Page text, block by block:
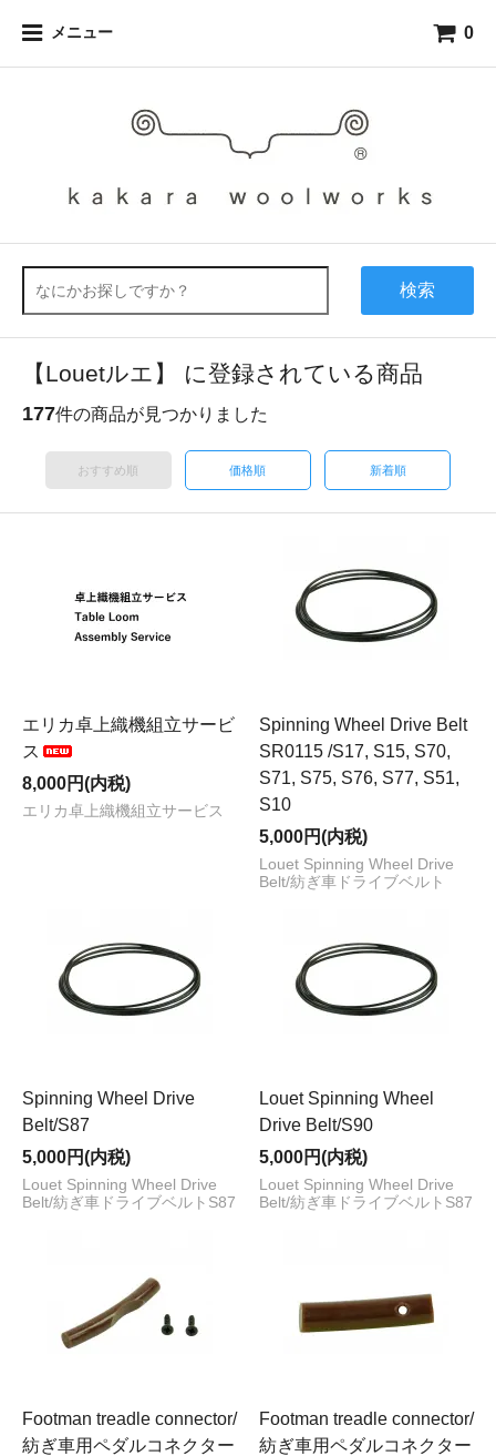
メニュー 0
検索
【Louetルエ】 に登録されている商品
177件の商品が見つかりました
おすすめ順 価格順 新着順
エリカ卓上織機組立サービ
ス
8,000円(内税)
エリカ卓上織機組立サービス
Spinning Wheel Drive Belt
SR0115 /S17, S15, S70,
S71, S75, S76, S77, S51,
S10
5,000円(内税)
Louet Spinning Wheel Drive
Belt/紡ぎ車ドライブベルト
Spinning Wheel Drive
Belt/S87
5,000円(内税)
Louet Spinning Wheel Drive
Belt/紡ぎ車ドライブベルトS87
Louet Spinning Wheel
Drive Belt/S90
5,000円(内税)
Louet Spinning Wheel Drive
Belt/紡ぎ車ドライブベルトS87
Footman treadle connector/
紡ぎ車用ペダルコネクター
Footman treadle connector/
紡ぎ車用ペダルコネクター